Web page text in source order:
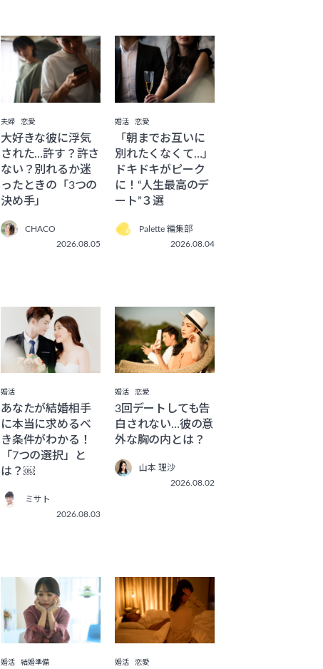
夫婦 恋愛
大好きな彼に浮気
された…許す？許さ
ない？別れるか迷
ったときの「3つの
決め手」
CHACO
2026.08.05
婚活 恋愛
「朝までお互いに
別れたくなくて…」
ドキドキがピーク
に！“人生最高のデ
ート”３選
Palette 編集部
2026.08.04
婚活
あなたが結婚相手
に本当に求めるべ
き条件がわかる！
「7つの選択」と
は？￼
ミサト
2026.08.03
婚活 恋愛
3回デートしても告
白されない…彼の意
外な胸の内とは？
山本 理沙
2026.08.02
婚活 結婚準備 婚活 恋愛